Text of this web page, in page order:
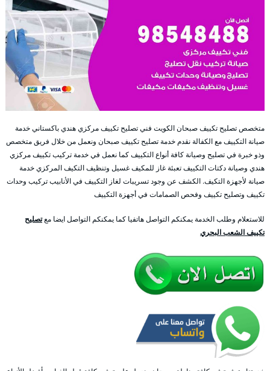
متخصص تصليح تكييف صبحان الكويت فني تصليح تكييف مركزي هندي باكستاني خدمة
صيانة التكييف مع الكفالة نقدم خدمة تصليح تكييف صبحان ونعمل من خلال فريق متخصص
وذو خبرة في تصليح وصيانة كافة أنواع التكييف كما نعمل في خدمة تركيب تكييف مركزي
هندي وصيانة دكتات التكييف تعبئة غاز للمكيف غسيل وتنظيف التكيف المركزي خدمة
صيانة لأجهزة التكيف. الكشف عن وجود تسريبات لغاز التكييف في الأنابيب تركيب وحدات
تكييف وتصليح تكييف وفحص الصمامات في أجهزة التكييف
للاستعلام وطلب الخدمة يمكنكم التواصل هاتفيا كما يمكنكم التواصل ايضا معتصليح
تكييف الشعب البحري